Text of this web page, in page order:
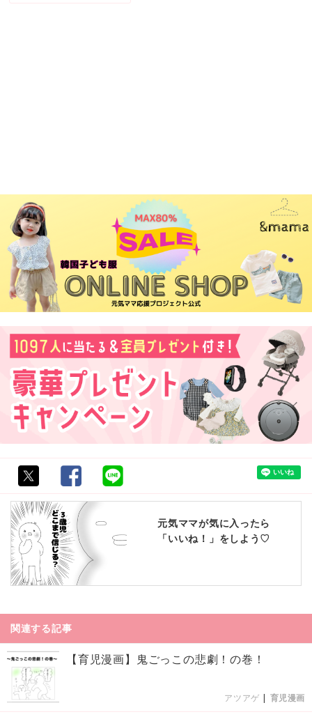
元気ママが気に入ったら
「いいね！」をしよう♡
関連する記事
【育児漫画】鬼ごっこの悲劇！の巻！
アツアゲ | 育児漫画